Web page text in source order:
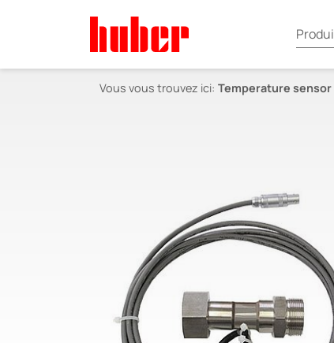
Vous vous trouvez ici: Temperature